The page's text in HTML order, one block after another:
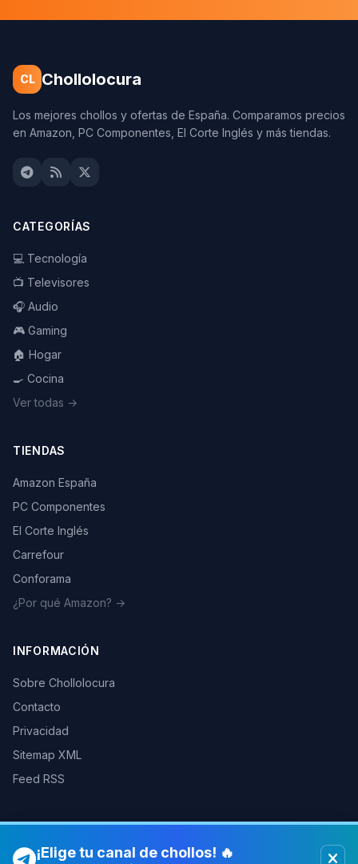
CL Chollolocura
Los mejores chollos y ofertas de España. Comparamos precios
en Amazon, PC Componentes, El Corte Inglés y más tiendas.
CATEGORÍAS
💻 Tecnología
📺 Televisores
🎧 Audio
🎮 Gaming
🏠 Hogar
🍳 Cocina
Ver todas →
TIENDAS
Amazon España
PC Componentes
El Corte Inglés
Carrefour
Conforama
¿Por qué Amazon? →
INFORMACIÓN
Sobre Chollolocura
Contacto
Privacidad
Sitemap XML
Feed RSS
© 2026 Chollolocura. Todos los derechos reservados.
¡Elige tu canal de chollos! 🔥